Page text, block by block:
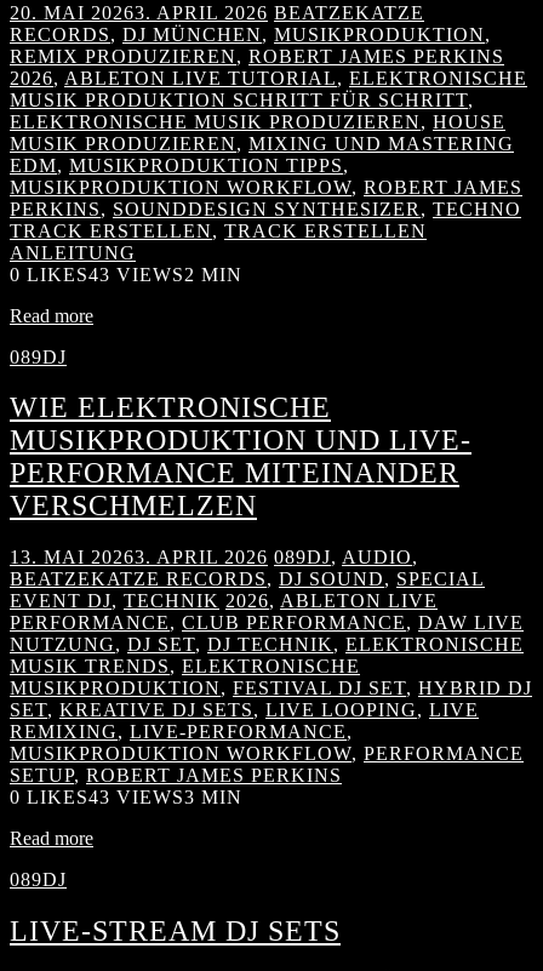
20. MAI 20263. APRIL 2026 BEATZEKATZE
RECORDS, DJ MÜNCHEN, MUSIKPRODUKTION,
REMIX PRODUZIEREN, ROBERT JAMES PERKINS
2026, ABLETON LIVE TUTORIAL, ELEKTRONISCHE
MUSIK PRODUKTION SCHRITT FÜR SCHRITT,
ELEKTRONISCHE MUSIK PRODUZIEREN, HOUSE
MUSIK PRODUZIEREN, MIXING UND MASTERING
EDM, MUSIKPRODUKTION TIPPS,
MUSIKPRODUKTION WORKFLOW, ROBERT JAMES
PERKINS, SOUNDDESIGN SYNTHESIZER , TECHNO
TRACK ERSTELLEN, TRACK ERSTELLEN
ANLEITUNG
0 LIKES43 VIEWS2 MIN
Read more
089DJ
WIE ELEKTRONISCHE
MUSIKPRODUKTION UND LIVE-
PERFORMANCE MITEINANDER
VERSCHMELZEN
13. MAI 20263. APRIL 2026 089DJ, AUDIO,
BEATZEKATZE RECORDS, DJ SOUND, SPECIAL
EVENT DJ, TECHNIK 2026, ABLETON LIVE
PERFORMANCE, CLUB PERFORMANCE, DAW LIVE
NUTZUNG, DJ SET, DJ TECHNIK, ELEKTRONISCHE
MUSIK TRENDS, ELEKTRONISCHE
MUSIKPRODUKTION, FESTIVAL DJ SET, HYBRID DJ
SET, KREATIVE DJ SETS, LIVE LOOPING, LIVE
REMIXING, LIVE-PERFORMANCE,
MUSIKPRODUKTION WORKFLOW, PERFORMANCE
SETUP, ROBERT JAMES PERKINS
0 LIKES43 VIEWS3 MIN
Read more
089DJ
LIVE-STREAM DJ SETS